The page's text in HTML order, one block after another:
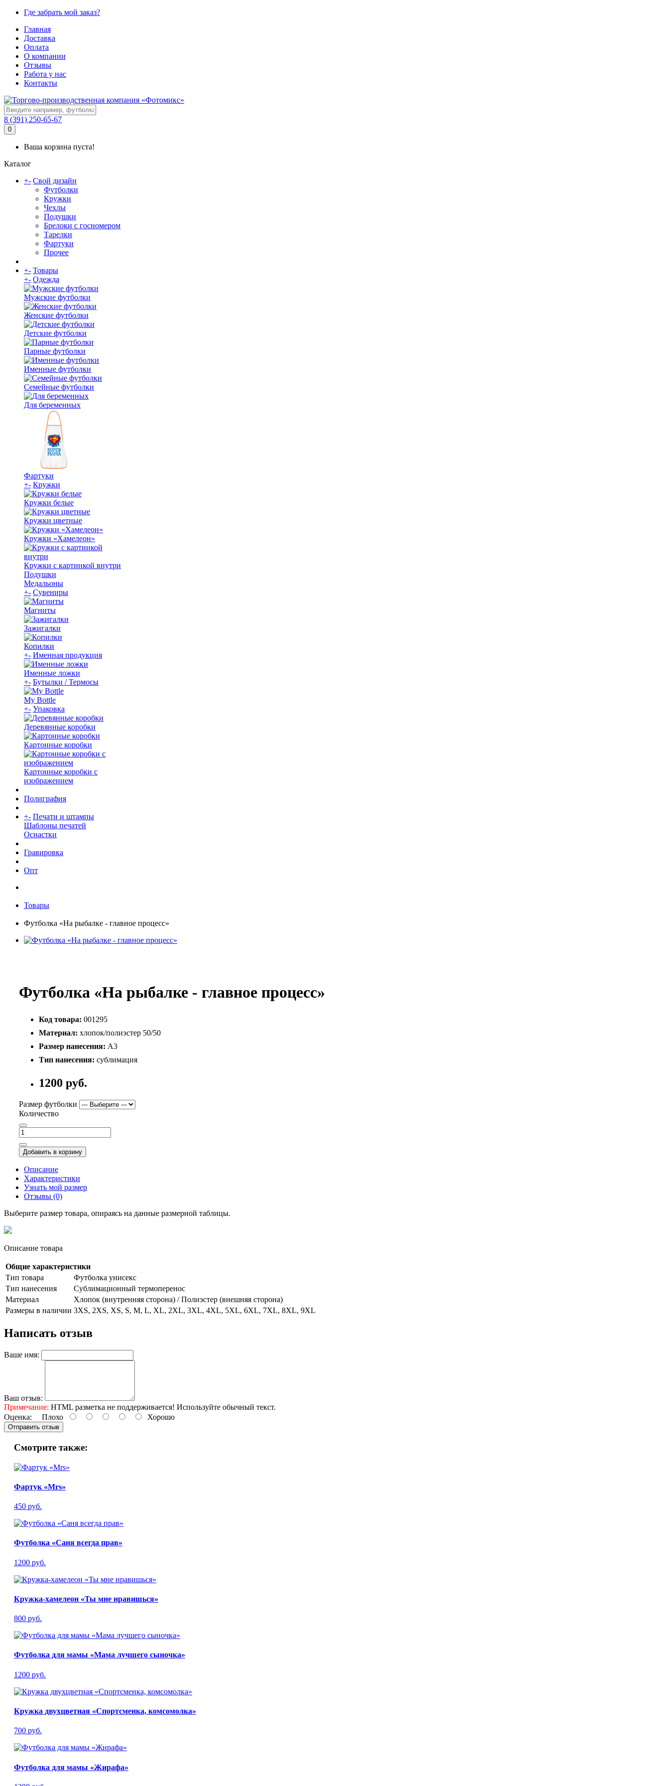
Где забрать мой заказ?
Главная
Доставка
Оплата
О компании
Отзывы
Работа у нас
Контакты
8 (391) 250-65-67
0
Ваша корзина пуста!
Каталог
+- Свой дизайн
Футболки
Кружки
Чехлы
Подушки
Брелоки с госномером
Тарелки
Фартуки
Прочее
+- Товары
+- Одежда
Мужские футболки
Женские футболки
Детские футболки
Парные футболки
Именные футболки
Семейные футболки
Для беременных
Фартуки
+- Кружки
Кружки белые
Кружки цветные
Кружки «Хамелеон»
Кружки с картинкой внутри
Подушки
Медальоны
+- Сувениры
Магниты
Зажигалки
Копилки
+- Именная продукция
Именные ложки
+- Бутылки / Термосы
My Bottle
+- Упаковка
Деревянные коробки
Картонные коробки
Картонные коробки с
изображением
Полиграфия
+- Печати и штампы
Шаблоны печатей
Оснастки
Гравировка
Опт
Товары
Футболка «На рыбалке - главное процесс»
Футболка «На рыбалке - главное процесс»
Код товара: 001295
Материал: хлопок/полиэстер 50/50
Размер нанесения: А3
Тип нанесения: сублимация
1200 руб.
Размер футболки
Количество
Добавить в корзину
Описание
Характеристики
Узнать мой размер
Отзывы (0)
Выберите размер товара, опираясь на данные размерной таблицы.
Описание товара
Общие характеристики
Тип товара
Футболка унисекс
Тип нанесения
Сублимационный термоперенос
Материал
Хлопок (внутренняя сторона) / Полиэстер (внешняя сторона)
Размеры в наличии 3XS, 2XS, XS, S, M, L, XL, 2XL, 3XL, 4XL, 5XL, 6XL, 7XL, 8XL, 9XL
Написать отзыв
Ваше имя:
Ваш отзыв:
Примечание: HTML разметка не поддерживается! Используйте обычный текст.
Оценка: Плохо Хорошо
Отправить отзыв
Смотрите также:
Фартук «Mrs»
450 руб.
Футболка «Саня всегда прав»
1200 руб.
Кружка-хамелеон «Ты мне нравишься»
800 руб.
Футболка для мамы «Мама лучшего сыночка»
1200 руб.
Кружка двухцветная «Спортсменка, комсомолка»
700 руб.
Футболка для мамы «Жирафа»